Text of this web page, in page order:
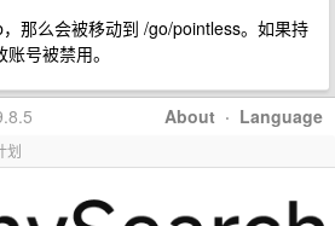
那么会被移动到 /go/pointless。如果持
号被禁用。
About · Language
划